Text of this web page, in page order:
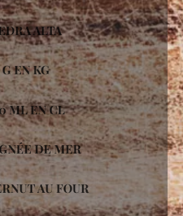
ALTA
G EN KG
ML EN CL
DE MER
AU FOUR